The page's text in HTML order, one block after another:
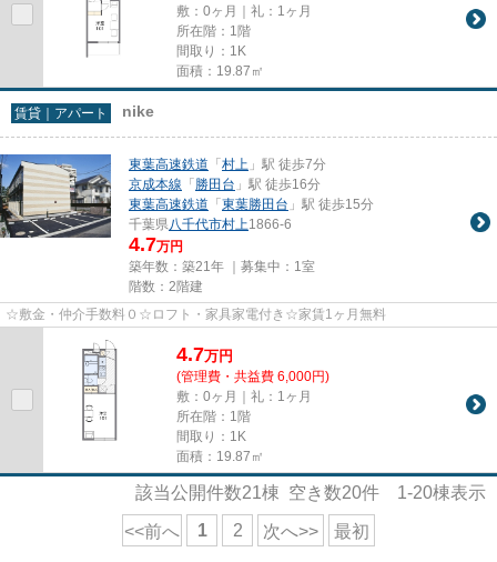
敷：0ヶ月｜礼：1ヶ月
所在階：1階
間取り：1K
面積：19.87㎡
賃貸｜アパート nike
東葉高速鉄道 「 村上 」駅 徒歩7分
京成本線 「 勝田台 」駅 徒歩16分
東葉高速鉄道 「 東葉勝田台 」駅 徒歩15分
千葉県八千代市村上1866-6
4.7万円
築年数：築21年 ｜募集中： 1室
階数：2階建
☆敷金・仲介手数料０☆ロフト・家具家電付き☆家賃1ヶ月無料
4.7万円
(管理費・共益費 6,000円)
敷：0ヶ月｜礼：1ヶ月
所在階：1階
間取り：1K
面積：19.87㎡
該当公開件数21棟 空き数20件 1-20棟表示
<<前へ 1 2 次へ>> 最初